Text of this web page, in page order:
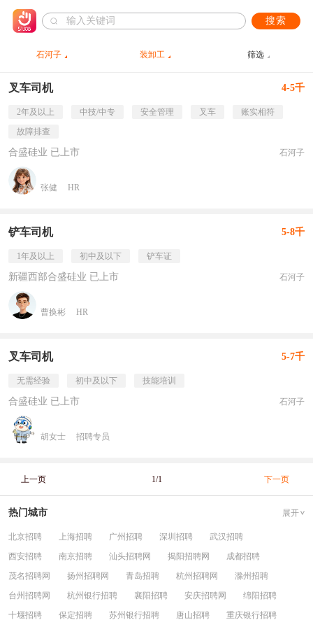
搜索
石河子 装卸工 筛选
叉车司机 4-5千
2年及以上 中技/中专 安全管理 叉车
账实相符
故障排查
合盛硅业 已上市 石河子
张健 HR
铲车司机 5-8千
1年及以上 初中及以下 铲车证
新疆西部合盛硅业 已上市 石河子
曹换彬 HR
叉车司机 5-7千
无需经验 初中及以下 技能培训
合盛硅业 已上市 石河子
胡女士 招聘专员
上一页 1/1 下一页
热门城市 展开
北京招聘 上海招聘 广州招聘 深圳招聘
武汉招聘
西安招聘
南京招聘 汕头招聘网 揭阳招聘网
成都招聘
茂名招聘网
扬州招聘网 青岛招聘 杭州招聘网
滁州招聘
台州招聘网
杭州银行招聘 襄阳招聘 安庆招聘网
绵阳招聘
十堰招聘
保定招聘 苏州银行招聘 唐山招聘 重庆银行招聘